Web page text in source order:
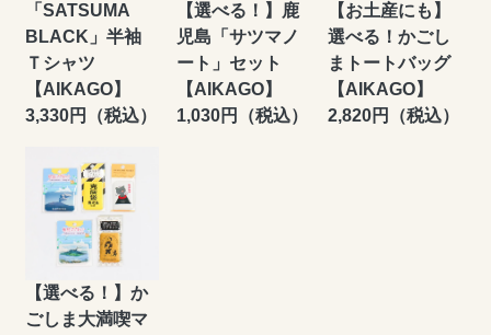
「SATSUMA
BLACK」半袖
Ｔシャツ
【AIKAGO】
3,330円（税込）
【選べる！】鹿
児島「サツマノ
ート」セット
【AIKAGO】
1,030円（税込）
【お土産にも】
選べる！かごし
まトートバッグ
【AIKAGO】
2,820円（税込）
【選べる！】か
ごしま大満喫マ